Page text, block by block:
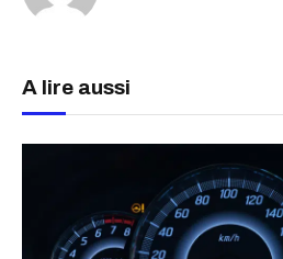
A lire aussi